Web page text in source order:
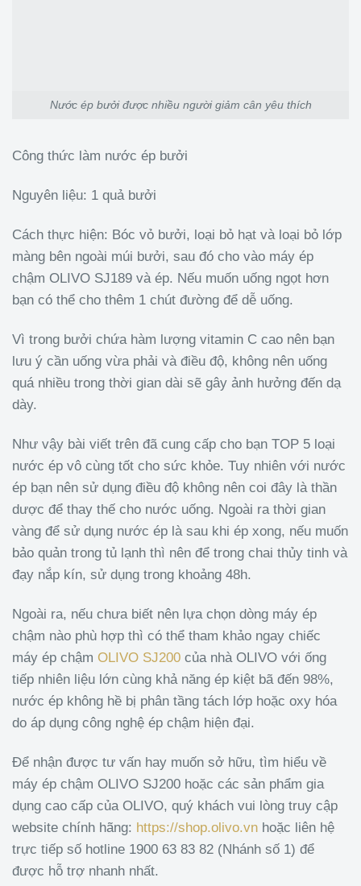
Nước ép bưởi được nhiều người giảm cân yêu thích
Công thức làm nước ép bưởi
Nguyên liệu: 1 quả bưởi
Cách thực hiện: Bóc vỏ bưởi, loại bỏ hạt và loại bỏ lớp
màng bên ngoài múi bưởi, sau đó cho vào máy ép
chậm OLIVO SJ189 và ép. Nếu muốn uống ngọt hơn
bạn có thể cho thêm 1 chút đường để dễ uống.
Vì trong bưởi chứa hàm lượng vitamin C cao nên bạn
lưu ý cần uống vừa phải và điều độ, không nên uống
quá nhiều trong thời gian dài sẽ gây ảnh hưởng đến dạ
dày.
Như vậy bài viết trên đã cung cấp cho bạn TOP 5 loại
nước ép vô cùng tốt cho sức khỏe. Tuy nhiên với nước
ép bạn nên sử dụng điều độ không nên coi đây là thần
dược để thay thế cho nước uống. Ngoài ra thời gian
vàng để sử dụng nước ép là sau khi ép xong, nếu muốn
bảo quản trong tủ lạnh thì nên để trong chai thủy tinh và
đạy nắp kín, sử dụng trong khoảng 48h.
Ngoài ra, nếu chưa biết nên lựa chọn dòng máy ép
chậm nào phù hợp thì có thể tham khảo ngay chiếc
máy ép chậm OLIVO SJ200 của nhà OLIVO với ống
tiếp nhiên liệu lớn cùng khả năng ép kiệt bã đến 98%,
nước ép không hề bị phân tầng tách lớp hoặc oxy hóa
do áp dụng công nghệ ép chậm hiện đại.
Để nhận được tư vấn hay muốn sở hữu, tìm hiểu về
máy ép chậm OLIVO SJ200 hoặc các sản phẩm gia
dụng cao cấp của OLIVO, quý khách vui lòng truy cập
website chính hãng: https://shop.olivo.vn hoặc liên hệ
trực tiếp số hotline 1900 63 83 82 (Nhánh số 1) để
được hỗ trợ nhanh nhất.